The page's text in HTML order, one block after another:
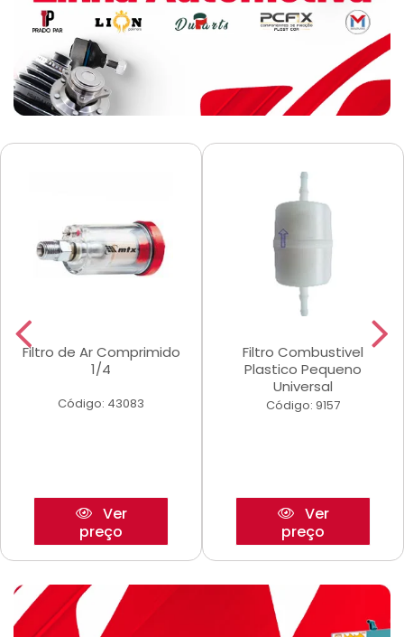
Filtro de Ar Comprimido
1/4
Código: 43083
Ver
preço
Filtro Combustivel
Plastico Pequeno
Universal
Código: 9157
Ver
preço